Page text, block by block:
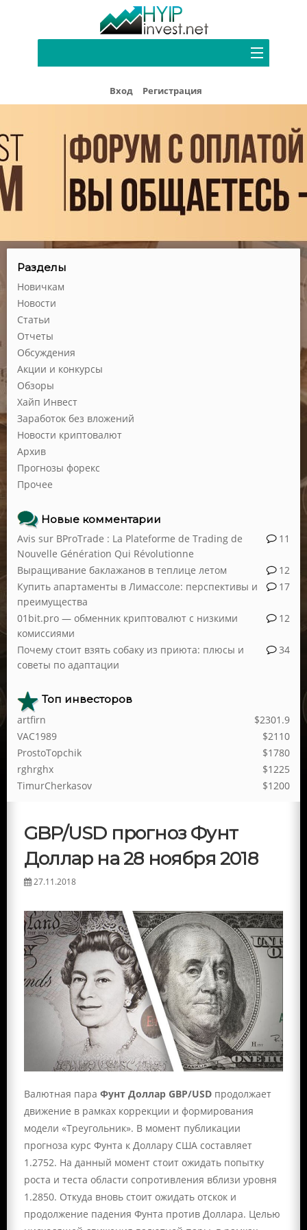
Рефбек
Реклама
Вход Регистрация
Разделы
Новичкам
Новости
Статьи
Отчеты
Обсуждения
Акции и конкурсы
Обзоры
Хайп Инвест
Заработок без вложений
Новости криптовалют
Архив
Прогнозы форекс
Прочее
Новые комментарии
11
Avis sur BProTrade : La Plateforme de Trading de
Nouvelle Génération Qui Révolutionne
12
Выращивание баклажанов в теплице летом
17
Купить апартаменты в Лимассоле: перспективы и
преимущества
12
01bit.pro — обменник криптовалют с низкими
комиссиями
34
Почему стоит взять собаку из приюта: плюсы и
советы по адаптации
Топ инвесторов
$2301.9
artfirn
$2110
VAC1989
$1780
ProstoTopchik
$1225
rghrghx
$1200
TimurCherkasov
GBP/USD прогноз Фунт
Доллар на 28 ноября 2018
27.11.2018
Валютная пара Фунт Доллар GBP/USDпродолжает
движение в рамках коррекции и формирования
модели «Треугольник». В момент публикации
прогноза курс Фунта к Доллару США составляет
1.2752. На данный момент стоит ожидать попытку
роста и теста области сопротивления вблизи уровня
1.2850. Откуда вновь стоит ожидать отскок и
продолжение падения Фунта против Доллара. Целью